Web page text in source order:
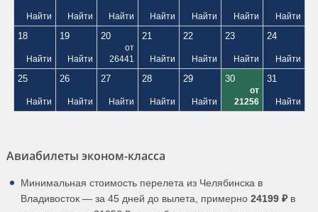
Найти Найти Найти Найти Найти Найти Найти
18
Найти
19
Найти
20
от
26441
21
Найти
22
Найти
23
Найти
24
Найти
25
Найти
26
Найти
27
Найти
28
Найти
29
Найти
30
от
21256
31
Найти
Авиабилеты эконом-класса
Минимальная стоимость перелета из Челябинска в
Владивосток — за 45 дней до вылета, примерно 24199 ₽ в